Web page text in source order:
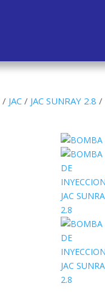
/ JAC / JAC SUNRAY 2.8 /